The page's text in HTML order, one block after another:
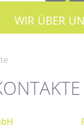
WIR ÜBER